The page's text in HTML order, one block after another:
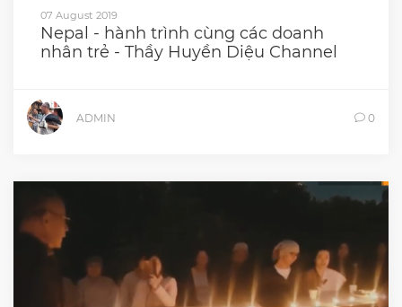
07 August 2019
Nepal - hành trình cùng các doanh
nhân trẻ - Thầy Huyền Diệu Channel
ADMIN 0